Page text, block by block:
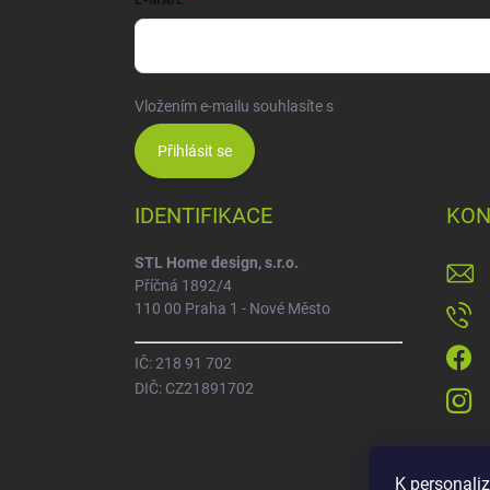
K
Vložením e-mailu souhlasíte s
Přihlásit se
IDENTIFIKACE
STL Home design, s.r.o.
Příčná 1892/4
110 00 Praha 1 - Nové Město
IČ: 218 91 702
DIČ: CZ21891702